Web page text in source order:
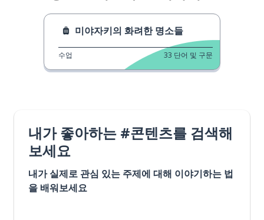
미야자키의 화려한 명소들
수업 33 단어 및 구문
내가 좋아하는 #콘텐츠를 검색해
보세요
내가 실제로 관심 있는 주제에 대해 이야기하는 법
을 배워보세요